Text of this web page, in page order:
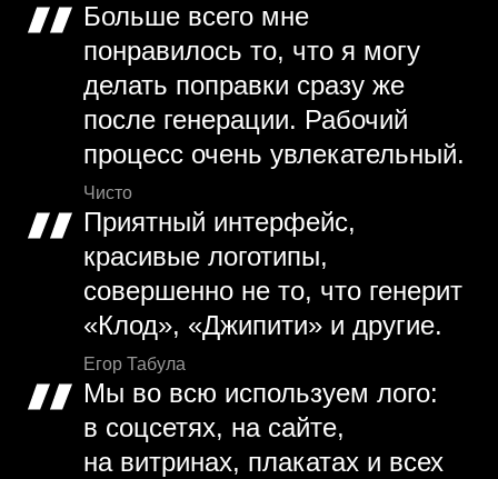
Больше всего мне
понравилось то, что я могу
делать поправки сразу же
после генерации. Рабочий
процесс очень увлекательный.
Чисто
Приятный интерфейс,
красивые логотипы,
совершенно не то, что генерит
«Клод», «Джипити» и другие.
Егор Табула
Мы во всю используем лого:
в соцсетях, на сайте,
на витринах, плакатах и всех